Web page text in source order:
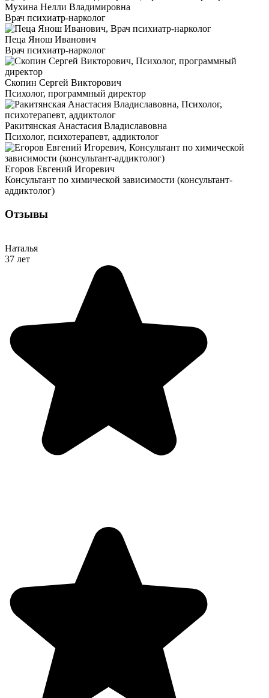
Мухина Нелли Владимировна
Врач психиатр-нарколог
Пеца Янош Иванович
Врач психиатр-нарколог
Скопин Сергей Викторович
Психолог, программный директор
Ракитянская Анастасия Владиславовна
Психолог, психотерапевт, аддиктолог
Егоров Евгений Игоревич
Консультант по химической зависимости (консультант-
аддиктолог)
Отзывы
Наталья
37 лет